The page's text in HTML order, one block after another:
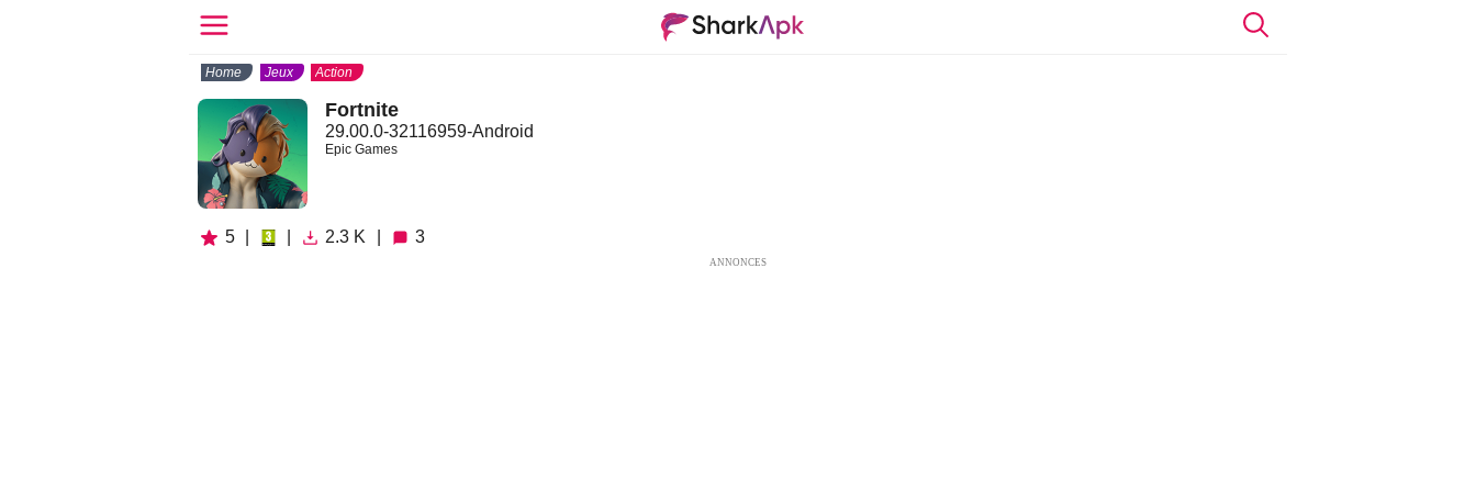
Home Jeux Action
Fortnite
29.00.0-32116959-Android
Epic Games
5 2.3 K 3
ANNONCES